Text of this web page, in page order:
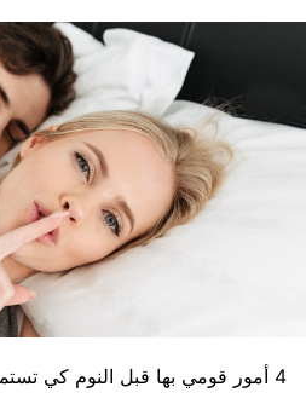
4 أمور قومي بها قبل النوم كي تستمر علاقتكما طويلاً !